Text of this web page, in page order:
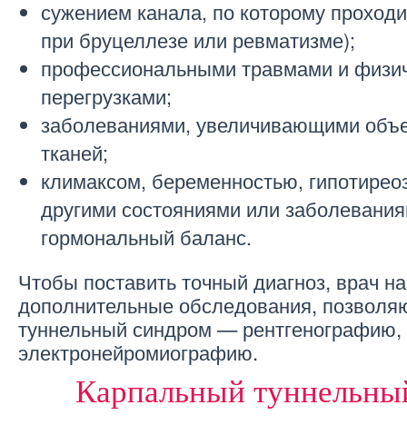
сужением канала, по которому
при бруцеллезе или ревматизме);
профессиональными травмами и
перегрузками;
заболеваниями, увеличивающими
тканей;
климаксом, беременностью,
другими состояниями или
гормональный баланс.
Чтобы поставить точный диагноз, врач
дополнительные обследования,
туннельный синдром —
электронейромиографию.
Карпальный